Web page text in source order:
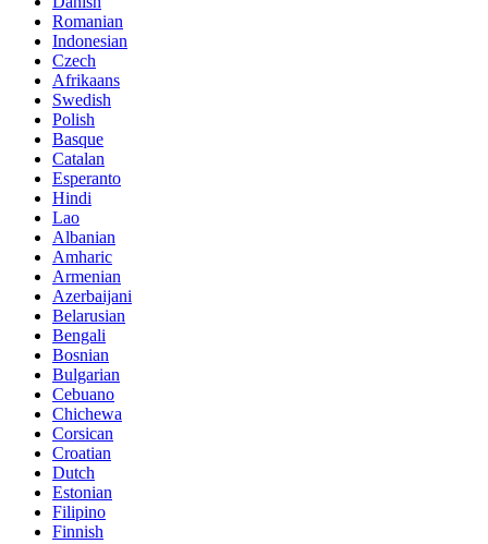
Romanian
Indonesian
Czech
Afrikaans
Swedish
Polish
Basque
Catalan
Esperanto
Hindi
Lao
Albanian
Amharic
Armenian
Azerbaijani
Belarusian
Bengali
Bosnian
Bulgarian
Cebuano
Chichewa
Corsican
Croatian
Dutch
Estonian
Filipino
Finnish